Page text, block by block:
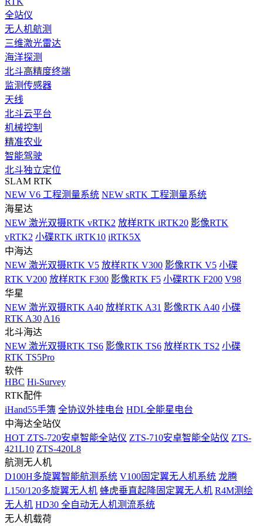
全站仪
无人机航测
三维激光雷达
海洋探测
北斗高精度终端
监测传感器
天线
北斗云平台
机械控制
精准农业
智能驾驶
北斗独立定位
SLAM RTK
NEW V6 工程测量系统 NEW sRTK 工程测量系统
海星达
NEW 激光双摄RTK vRTK2 放样RTK iRTK20 影像RTK
vRTK2 小碟RTK iRTK10 iRTK5X
中海达
NEW 激光双摄RTK V5 放样RTK V300 影像RTK V5 小碟
RTK V200 放样RTK F300 影像RTK F5 小碟RTK F200 V98
华星
NEW 激光双摄RTK A40 放样RTK A31 影像RTK A40 小碟
RTK A30 A16
北斗海达
NEW 激光双摄RTK TS6 影像RTK TS6 放样RTK TS2 小碟
RTK TS5Pro
软件
HBC Hi-Survey
RTK配件
iHand55手簿 全协议外挂电台 HDL全能星电台
中海达全站仪
HOT ZTS-720安卓智能全站仪 ZTS-710安卓智能全站仪 ZTS-
421L10 ZTS-420L8
航测无人机
D100H多旋翼智能航测系统 V100固定翼无人机系统 龙腾
L150/120多旋翼无人机 蜂虎垂直起降固定翼无人机 R4M测绘
无人机 HD30 全自动无人机测流系统
无人机载荷